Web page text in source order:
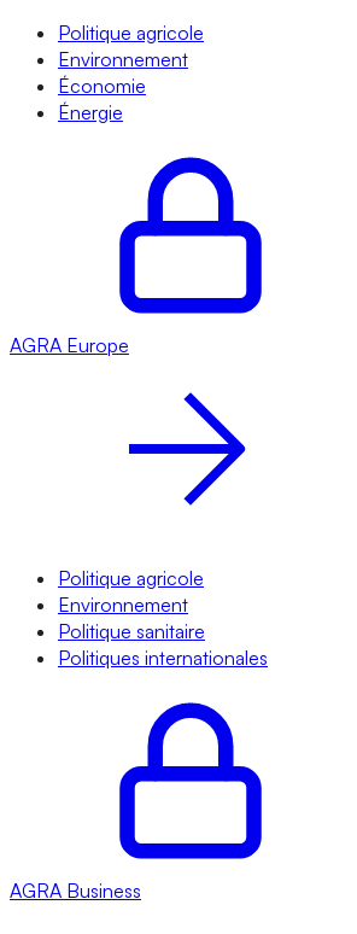
Politique agricole
Environnement
Économie
Énergie
AGRA Europe
Politique agricole
Environnement
Politique sanitaire
Politiques internationales
AGRA Business